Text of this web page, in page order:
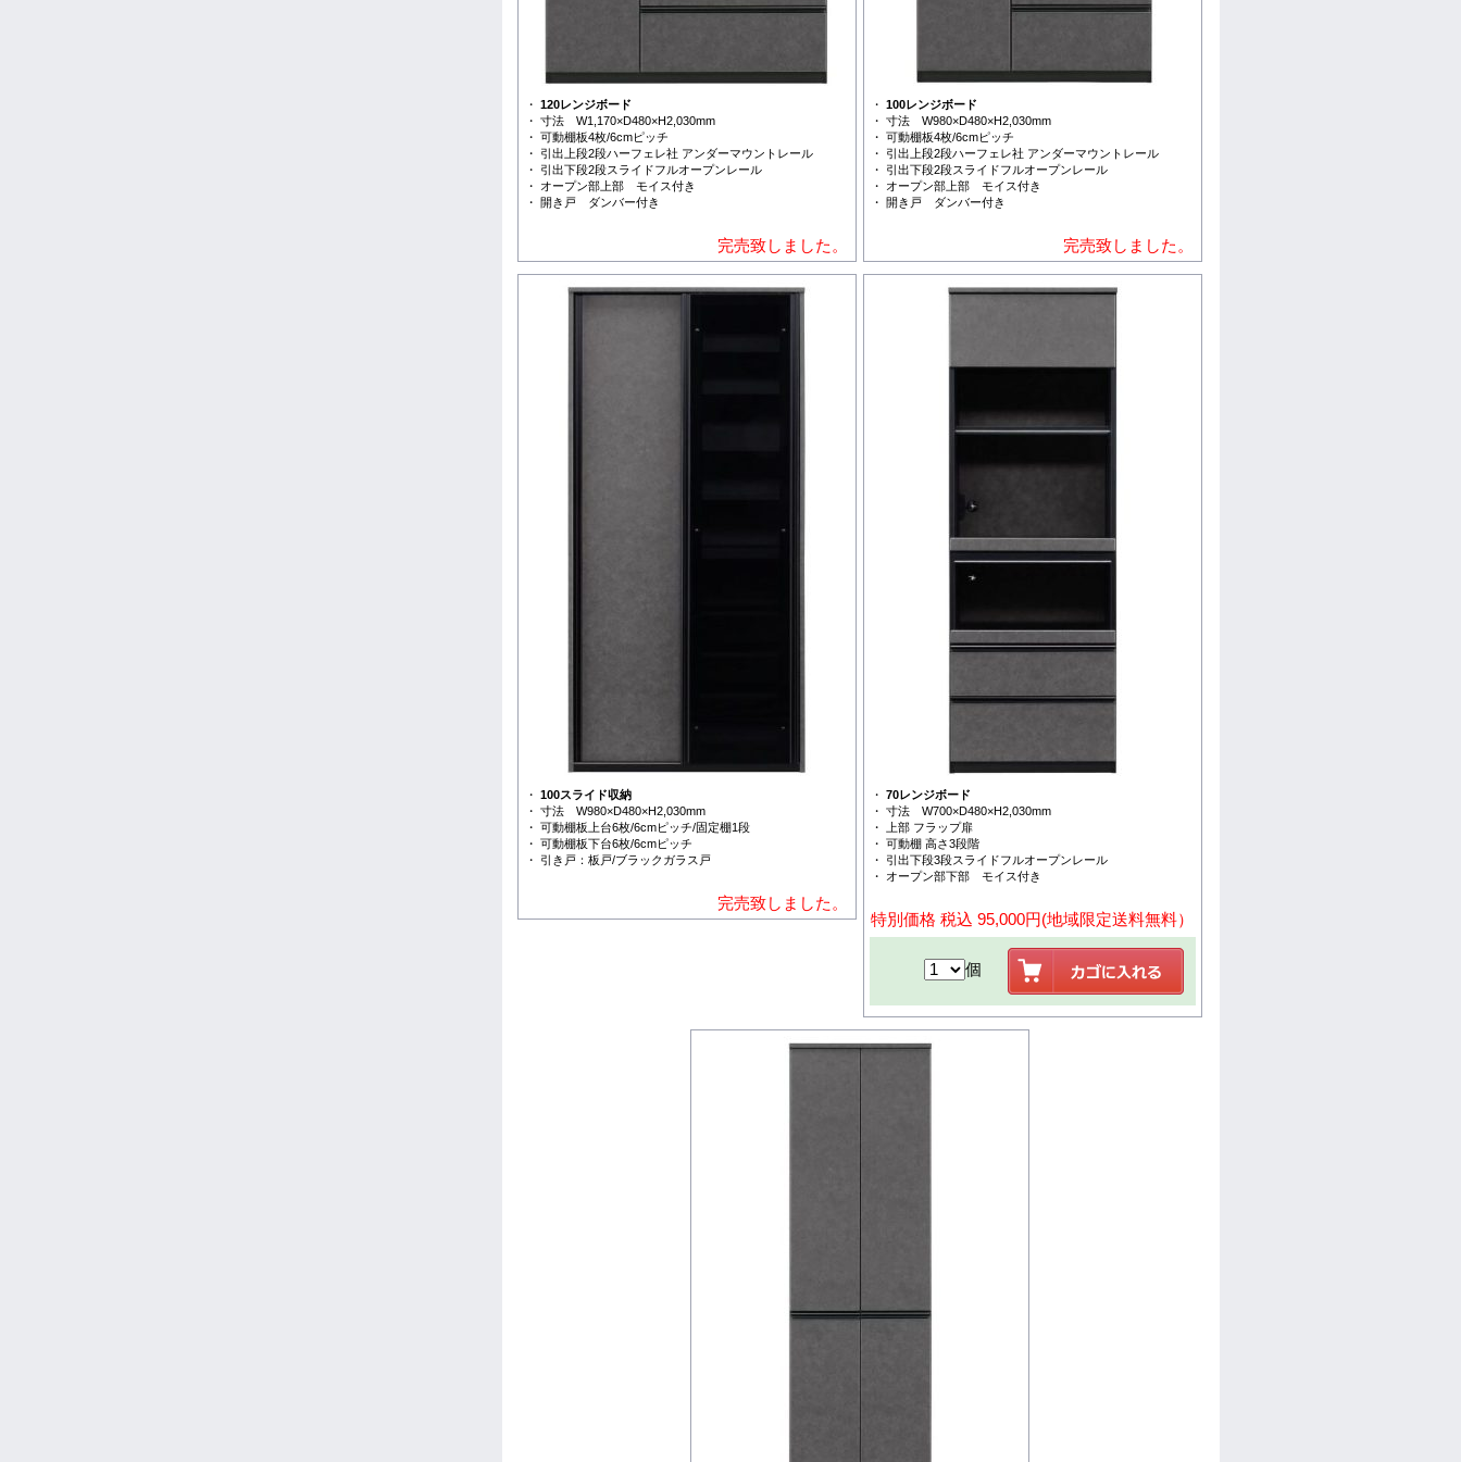
・ 120レンジボード
・ 寸法 W1,170×D480×H2,030mm
・ 可動棚板4枚/6cmピッチ
・ 引出上段2段ハーフェレ社 アンダーマウントレール
・ 引出下段2段スライドフルオープンレール
・ オープン部上部 モイス付き
・ 開き戸 ダンバー付き
完売致しました。
・ 100レンジボード
・ 寸法 W980×D480×H2,030mm
・ 可動棚板4枚/6cmピッチ
・ 引出上段2段ハーフェレ社 アンダーマウントレール
・ 引出下段2段スライドフルオープンレール
・ オープン部上部 モイス付き
・ 開き戸 ダンバー付き
完売致しました。
・ 100スライド収納
・ 寸法 W980×D480×H2,030mm
・ 可動棚板上台6枚/6cmピッチ/固定棚1段
・ 可動棚板下台6枚/6cmピッチ
・ 引き戸：板戸/ブラックガラス戸
完売致しました。
・ 70レンジボード
・ 寸法 W700×D480×H2,030mm
・ 上部 フラップ扉
・ 可動棚 高さ3段階
・ 引出下段3段スライドフルオープンレール
・ オープン部下部 モイス付き
特別価格 税込 95,000円(地域限定送料無料）
個